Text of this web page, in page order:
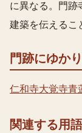
に異なる。門跡
建築を伝えるこ
門跡にゆか
仁和寺大覚寺青
関連する用語